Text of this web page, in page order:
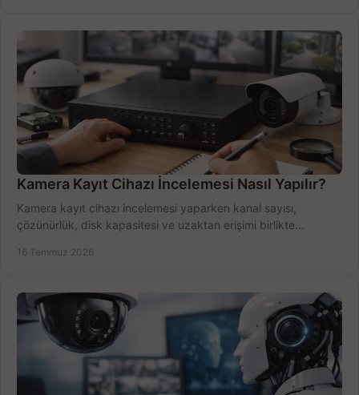
Kamera Kayıt Cihazı İncelemesi Nasıl Yapılır?
Kamera kayıt cihazı incelemesi yaparken kanal sayısı,
çözünürlük, disk kapasitesi ve uzaktan erişimi birlikte
16 Temmuz 2026